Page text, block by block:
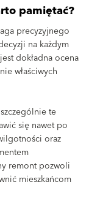
pamiętać?
precyzyjnego
na każdym
dokładna ocena
właściwych
te
się nawet po
oraz
remont pozwoli
mieszkańcom